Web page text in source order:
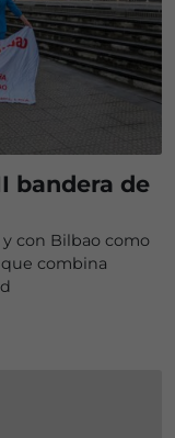
bandera de
y con Bilbao como
combina